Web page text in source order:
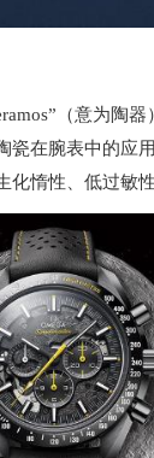
（意为陶器
瓷在腕表中的应
化惰性、低过敏